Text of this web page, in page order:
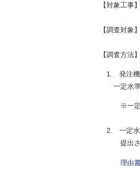
【対象工
【調査対
【調査方法】
1. 発注機
一定水準
※一定水
2. 一定水
提出され
理由